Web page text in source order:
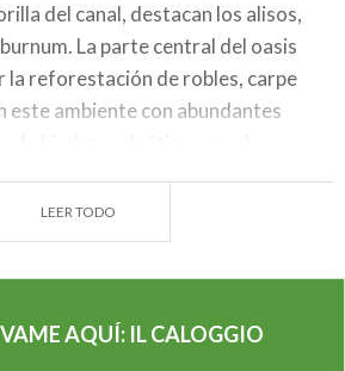
del canal, destacan los alisos,
La parte central del oasis
la reforestación de robles, carpe
este ambiente con abundantes
jilgueros, verdecillos,
norteña, mosquerito mínimo,
LEER TODO
AQUÍ: IL CALOGGIO